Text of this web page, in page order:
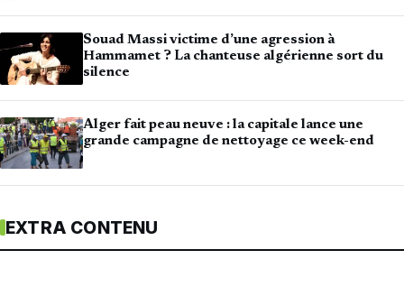
Souad Massi victime d’une agression à
Hammamet ? La chanteuse algérienne sort du
silence
Alger fait peau neuve : la capitale lance une
grande campagne de nettoyage ce week-end
EXTRA CONTENU